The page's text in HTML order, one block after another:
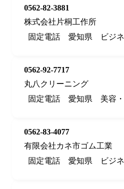
0562-82-3881
株式会社片桐工作所
固定電話
愛知県 ビジ
0562-92-7717
丸八クリーニング
固定電話
愛知県 美容
0562-83-4077
有限会社カネ市ゴム工業
固定電話
愛知県 ビジ